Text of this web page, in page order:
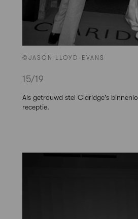
©JASON LLOYD-EVANS
15/19
Als getrouwd stel Claridge's
receptie.